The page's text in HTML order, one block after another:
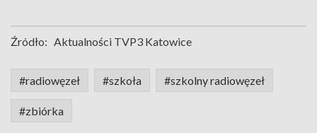
Źródło: Aktualności TVP3 Katowice
#radiowęzeł #szkoła #szkolny radiowęzeł
#zbiórka